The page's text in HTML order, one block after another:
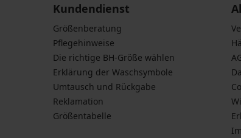
Kundendienst
Größenberatung
Pflegehinweise
Die richtige BH-Größe wählen
Erklärung der Waschsymbole
Umtausch und Rückgabe
Reklamation
Größentabelle